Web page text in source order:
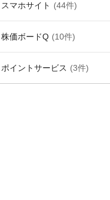
スマホサイト (44件)
株価ボードQ (10件)
ポイントサービス (3件)